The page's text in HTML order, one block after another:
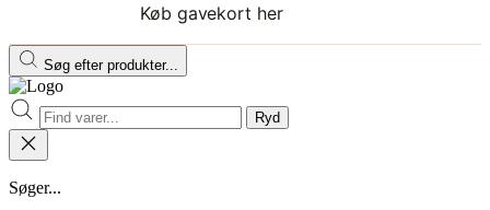
Køb gavekort her
Søg efter produkter...
Ryd
Søger...